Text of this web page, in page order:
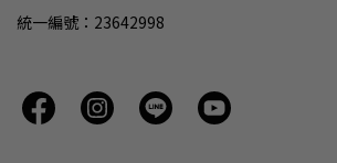
統一編號：23642998